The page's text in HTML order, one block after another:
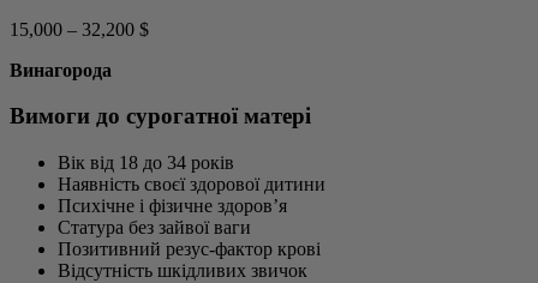
15,000 – 32,200 $
Винагорода
Вимоги до сурогатної матері
Вік від 18 до 34 років
Наявність своєї здорової дитини
Психічне і фізичне здоров’я
Статура без зайвої ваги
Позитивний резус-фактор крові
Відсутність шкідливих звичок